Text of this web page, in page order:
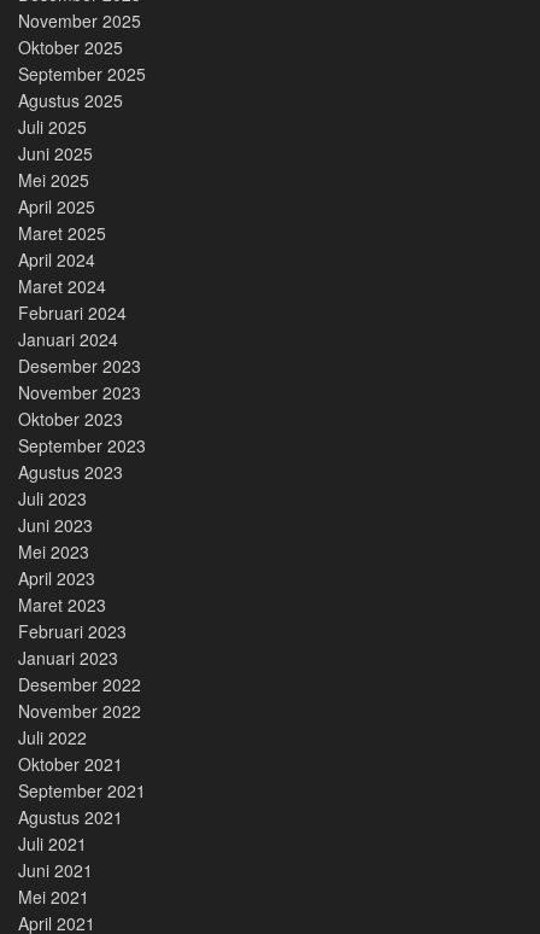
November 2025
Oktober 2025
September 2025
Agustus 2025
Juli 2025
Juni 2025
Mei 2025
April 2025
Maret 2025
April 2024
Maret 2024
Februari 2024
Januari 2024
Desember 2023
November 2023
Oktober 2023
September 2023
Agustus 2023
Juli 2023
Juni 2023
Mei 2023
April 2023
Maret 2023
Februari 2023
Januari 2023
Desember 2022
November 2022
Juli 2022
Oktober 2021
September 2021
Agustus 2021
Juli 2021
Juni 2021
Mei 2021
April 2021